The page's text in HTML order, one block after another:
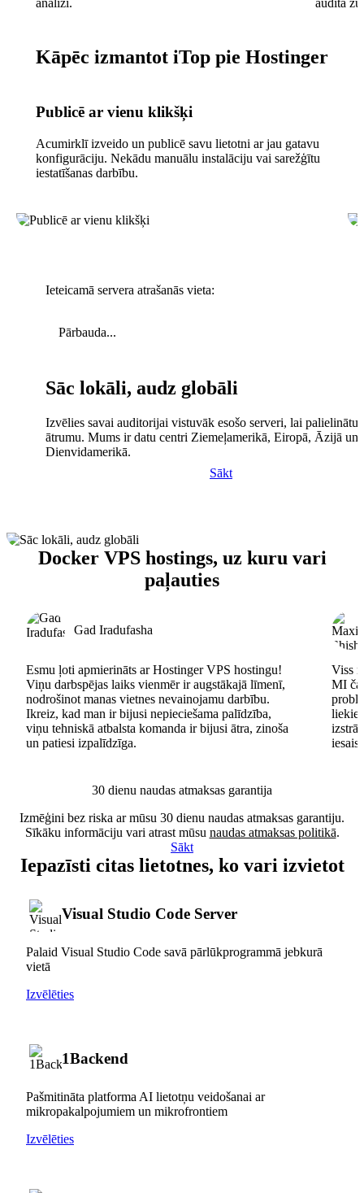
analīzi. audita
Kāpēc izmantot iTop pie Hostinger
Publicē ar vienu klikšķi
Acumirklī izveido un publicē savu lietotni ar jau gatavu
konfigurāciju. Nekādu manuālu instalāciju vai sarežģītu
iestatīšanas darbību.
Ieteicamā servera atrašanās vieta:
Pārbauda...
Sāc lokāli, audz globāli
Izvēlies savai auditorijai vistuvāk esošo serveri, lai palielinātu
ātrumu. Mums ir datu centri Ziemeļamerikā, Eiropā, Āzijā un
Dienvidamerikā.
Sākt
Docker VPS hostings, uz kuru vari
paļauties
Gad Iradufasha
Esmu ļoti apmierināts ar Hostinger VPS hostingu!
Viņu darbspējas laiks vienmēr ir augstākajā līmenī,
nodrošinot manas vietnes nevainojamu darbību.
Ikreiz, kad man ir bijusi nepieciešama palīdzība,
viņu tehniskā atbalsta komanda ir bijusi ātra, zinoša
un patiesi izpalīdzīga.
Viss
MI
30 dienu naudas atmaksas garantija
Izmēģini bez riska ar mūsu 30 dienu naudas atmaksas garantiju.
Sīkāku informāciju vari atrast mūsu naudas atmaksas politikā.
Sākt
Iepazīsti citas lietotnes, ko vari izvietot
Visual Studio Code Server
Palaid Visual Studio Code savā pārlūkprogrammā jebkurā
vietā
Izvēlēties
1Backend
Pašmitināta platforma AI lietotņu veidošanai ar
mikropakalpojumiem un mikrofrontiem
Izvēlēties